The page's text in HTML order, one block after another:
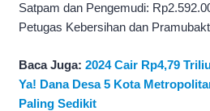
Satpam dan Pengemudi:
Petugas Kebersihan dan
Baca Juga: 2024 Cair Rp4,79
Ya! Dana Desa 5 Kota
Paling Sedikit